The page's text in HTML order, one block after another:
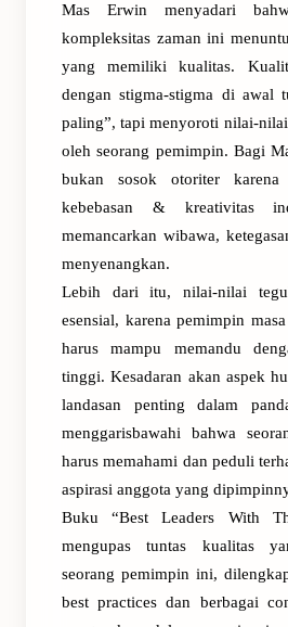
Mas Erwin menyadari
kompleksitas zaman ini
yang memiliki kualitas.
dengan stigma-stigma di awal
paling”, tapi menyoroti nilai-
oleh seorang pemimpin. Bagi
bukan sosok otoriter karena
kebebasan & kreativitas
memancarkan wibawa,
menyenangkan.
Lebih dari itu, nilai-nilai
esensial, karena pemimpin
harus mampu memandu
tinggi. Kesadaran akan aspek
landasan penting dalam
menggarisbawahi bahwa
harus memahami dan peduli
aspirasi anggota yang
Buku “Best Leaders With
mengupas tuntas kualitas
seorang pemimpin ini,
best practices dan berbagai